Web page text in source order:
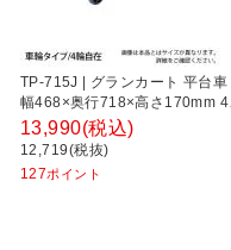
TP-715J | グランカート 平台車
幅468×奥行718×高さ170mm 4
自在 トラスコ中山 (TRUSCO) /
489-3034
13,990(税込)
12,719(税抜)
127ポイント